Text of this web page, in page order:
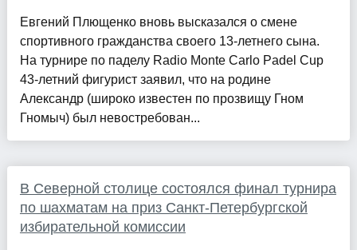
Евгений Плющенко вновь высказался о смене
спортивного гражданства своего 13-летнего сына.
На турнире по паделу Radio Monte Carlo Padel Cup
43-летний фигурист заявил, что на родине
Александр (широко известен по прозвищу Гном
Гномыч) был невостребован...
В Северной столице состоялся финал турнира
по шахматам на приз Санкт-Петербургской
избирательной комиссии